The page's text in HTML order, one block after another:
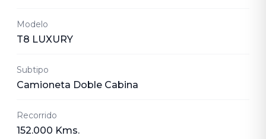
Modelo
T8 LUXURY
Subtipo
Camioneta Doble Cabina
Recorrido
152.000 Kms.